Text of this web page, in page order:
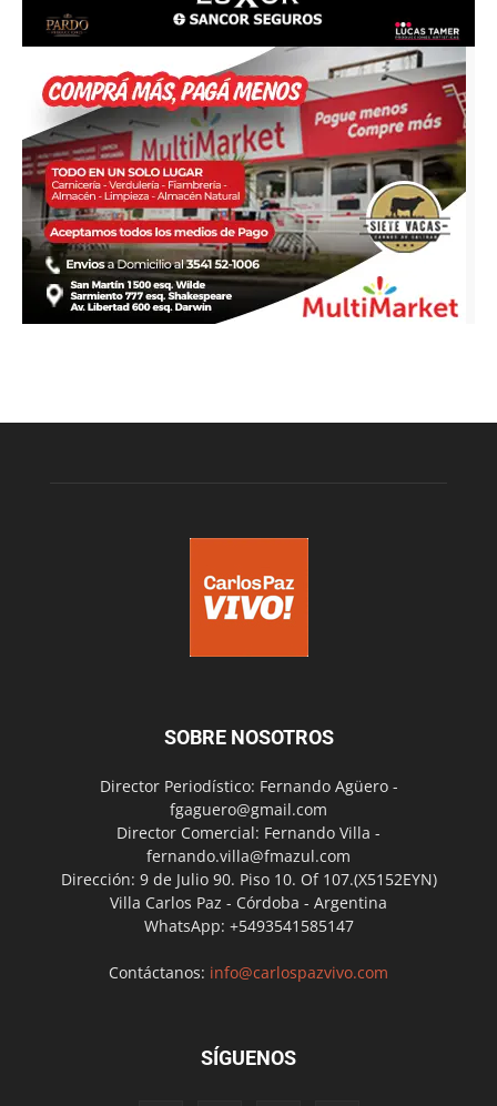
SOBRE NOSOTROS
Director Periodístico: Fernando Agüero -
fgaguero@gmail.com
Director Comercial: Fernando Villa -
fernando.villa@fmazul.com
Dirección: 9 de Julio 90. Piso 10. Of 107.(X5152EYN)
Villa Carlos Paz - Córdoba - Argentina
WhatsApp: +5493541585147
Contáctanos: info@carlospazvivo.com
SÍGUENOS